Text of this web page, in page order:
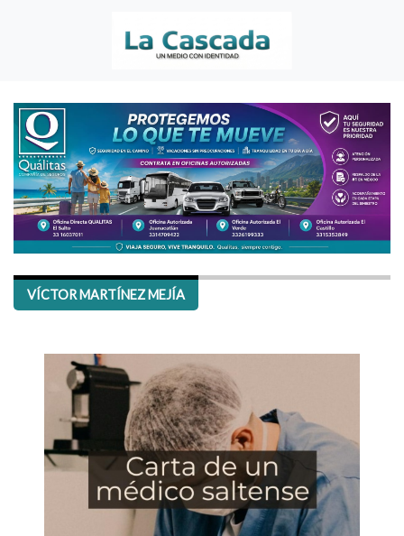
VÍCTOR MARTÍNEZ MEJÍA